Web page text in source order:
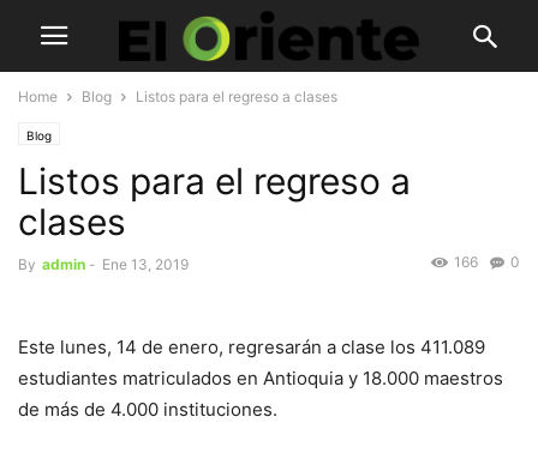
Home Blog Listos para el regreso a clases
Blog
Listos para el regreso a
clases
By admin - Ene 13, 2019 0
166
Este lunes, 14 de enero, regresarán a clase los 411.089
estudiantes matriculados en Antioquia y 18.000 maestros
de más de 4.000 instituciones.